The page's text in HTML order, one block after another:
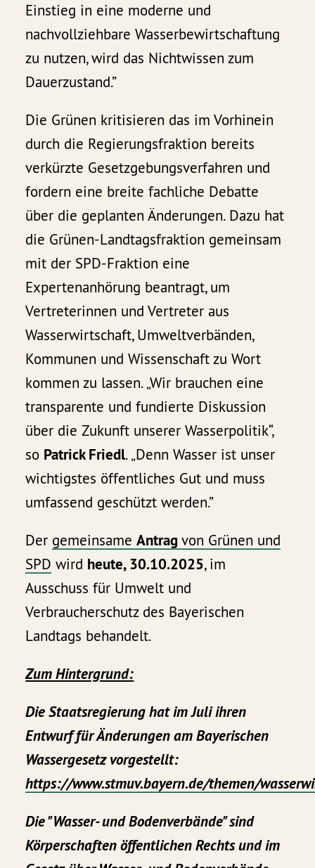
Einstieg in eine moderne und
nachvollziehbare Wasserbewirtschaftung
zu nutzen, wird das Nichtwissen zum
Dauerzustand.”
Die Grünen kritisieren das im Vorhinein
durch die Regierungsfraktion bereits
verkürzte Gesetzgebungsverfahren und
fordern eine breite fachliche Debatte
über die geplanten Änderungen. Dazu hat
die Grünen-Landtagsfraktion gemeinsam
mit der SPD-Fraktion eine
Expertenanhörung beantragt, um
Vertreterinnen und Vertreter aus
Wasserwirtschaft, Umweltverbänden,
Kommunen und Wissenschaft zu Wort
kommen zu lassen. „Wir brauchen eine
transparente und fundierte Diskussion
über die Zukunft unserer Wasserpolitik“,
so Patrick Friedl. „Denn Wasser ist unser
wichtigstes öffentliches Gut und muss
umfassend geschützt werden.”
Der gemeinsameAntragvon Grünen und
SPD wird heute, 30.10.2025, im
Ausschuss für Umwelt und
Verbraucherschutz des Bayerischen
Landtags behandelt.
Zum Hintergrund:
Die Staatsregierung hat im Juli ihren
Entwurf für Änderungen am Bayerischen
Wassergesetz vorgestellt:
https://www.stmuv.bayern.de/themen/
Die "Wasser- und Bodenverbände" sind
Körperschaften öffentlichen Rechts und im